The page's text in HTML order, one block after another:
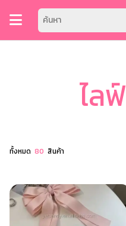
ไล
ทั้งหมด 80 สินค้า